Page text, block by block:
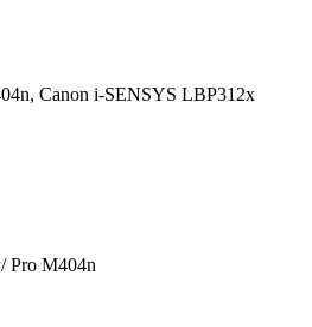
Canon i-SENSYS LBP312x
Pro M404n